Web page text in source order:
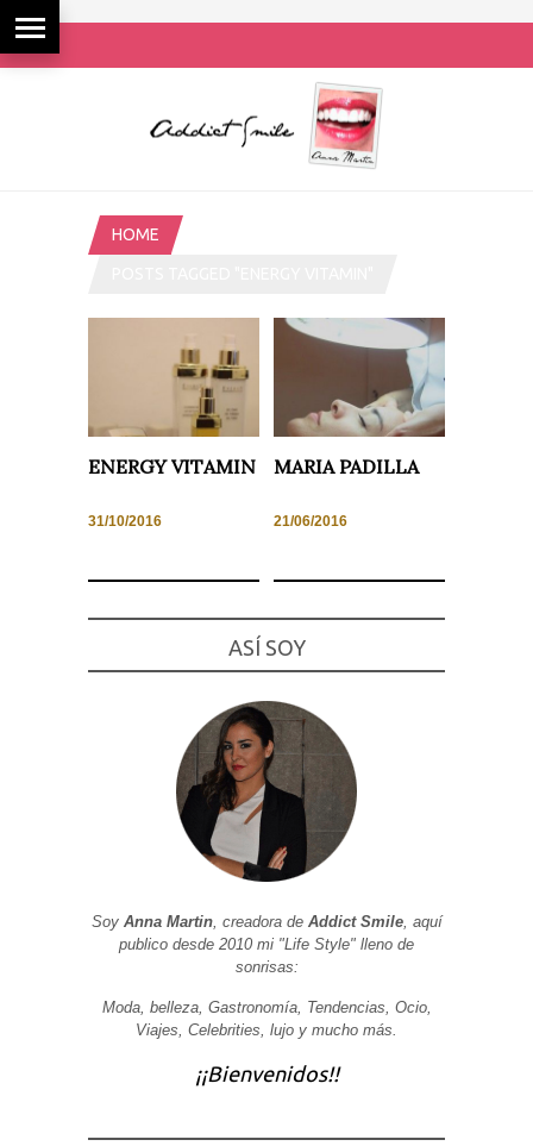
HOME
ENERGY VITAMIN
31/10/2016
MARIA PADILLA
21/06/2016
ASÍ SOY
Soy Anna Martin, creadora de Addict Smile, aquí
publico desde 2010 mi "Life Style" lleno de
sonrisas:
Moda, belleza, Gastronomía, Tendencias, Ocio,
Viajes, Celebrities, lujo y mucho más.
¡¡Bienvenidos!!
funcionalidad